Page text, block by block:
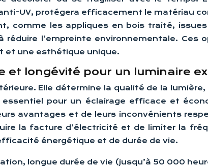
UV, protégera efficacement le matériau
comme les appliques en bois traité,
l’empreinte environnementale. Ces
et une esthétique unique.
et longévité pour un luminaire
Elle détermine la qualité de la
pour un éclairage efficace et
avantages et de leurs inconvénients
la facture d’électricité et de limiter la
énergétique et de durée de vie.
longue durée de vie (jusqu’à 50 000